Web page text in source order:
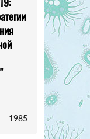
1985